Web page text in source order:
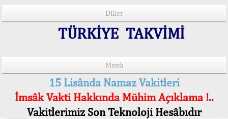
Diller
TÜRKİYE TAKVİMİ
Menü
15 Lisânda Namaz Vakitleri
İmsâk Vakti Hakkında Mühim Açıklama !..
Vakitlerimiz Son Teknoloji Hesâbıdır